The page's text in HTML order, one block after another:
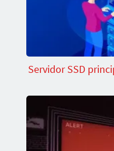
Servidor SSD